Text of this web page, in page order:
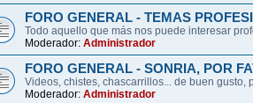
FORO GENERAL - TEMAS
Todo aquello que más nos puede interesar
Moderador: Administrador
FORO GENERAL - SONRIA, POR
Videos, chistes, chascarrillos... de buen gusto,
Moderador: Administrador